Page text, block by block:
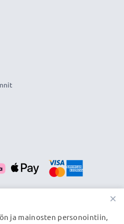
laadukkaita tuotteita, ja
takuun!
×
ja mainosten personointiin,